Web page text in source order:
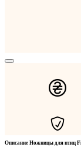
Описание Ножницы для птиц